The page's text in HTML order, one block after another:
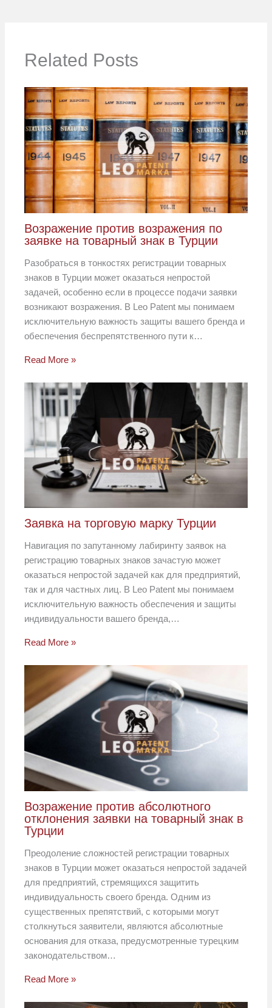
Related Posts
Возражение против возражения по
заявке на товарный знак в Турции
Разобраться в тонкостях регистрации товарных
знаков в Турции может оказаться непростой
задачей, особенно если в процессе подачи заявки
возникают возражения. В Leo Patent мы понимаем
исключительную важность защиты вашего бренда и
обеспечения беспрепятственного пути к…
Read More »
Заявка на торговую марку Турции
Навигация по запутанному лабиринту заявок на
регистрацию товарных знаков зачастую может
оказаться непростой задачей как для предприятий,
так и для частных лиц. В Leo Patent мы понимаем
исключительную важность обеспечения и защиты
индивидуальности вашего бренда,…
Read More »
Возражение против абсолютного
отклонения заявки на товарный знак в
Турции
Преодоление сложностей регистрации товарных
знаков в Турции может оказаться непростой задачей
для предприятий, стремящихся защитить
индивидуальность своего бренда. Одним из
существенных препятствий, с которыми могут
столкнуться заявители, являются абсолютные
основания для отказа, предусмотренные турецким
законодательством…
Read More »